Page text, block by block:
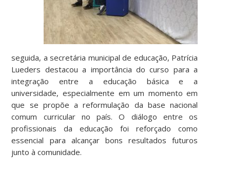
seguida, a secretária municipal de educação, Patrícia
Lueders destacou a importância do curso para a
integração entre a educação básica e a
universidade, especialmente em um momento em
que se propõe a reformulação da base nacional
comum curricular no país. O diálogo entre os
profissionais da educação foi reforçado como
essencial para alcançar bons resultados futuros
junto à comunidade.